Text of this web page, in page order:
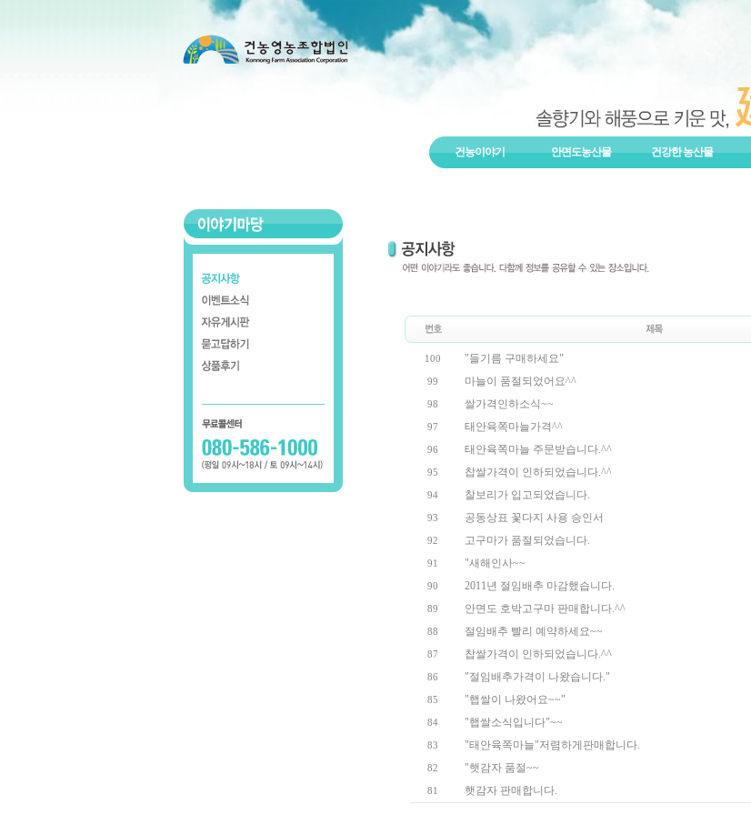
건농이야기 안면도농산물 건강한 농산물
100 "들기름 구매하세요"
99 마늘이 품절되었어요^^
98 쌀가격인하소식~~
97 태안육쪽마늘가격^^
96 태안육쪽마늘 주문받습니다.^^
95 찹쌀가격이 인하되었습니다.^^
94 찰보리가 입고되었습니다.
93 공동상표 꽃다지 사용 승인서
92 고구마가 품절되었습니다.
91 "새해인사~~
90 2011년 절임배추 마감했습니다.
89 안면도 호박고구마 판매합니다.^^
88 절임배추 빨리 예약하세요~~
87 찹쌀가격이 인하되었습니다.^^
86 "절임배추가격이 나왔습니다."
85 "햅쌀이 나왔어요~~"
84 "햅쌀소식입니다"~~
83 "태안육쪽마늘"저렴하게판매합니다.
82 "햇감자 품절~~
81 햇감자 판매합니다.